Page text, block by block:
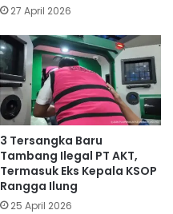
27 April 2026
3 Tersangka Baru
Tambang Ilegal PT AKT,
Termasuk Eks Kepala KSOP
Rangga Ilung
25 April 2026